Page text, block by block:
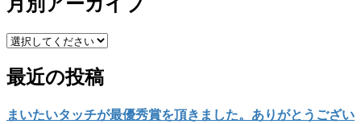
月別アーカイブ
最近の投稿
まいたいタッチが最優秀賞を頂きました。ありがとうござい